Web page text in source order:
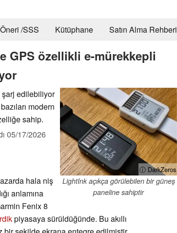
Öneri /SSS Kütüphane Satın Alma Rehberi
GPS özellikli e-mürekkepli
ⓘ DarkZeros
LightInk açıkça görülebilen bir güneş
paneline sahiptir
şarj edilebiliyor
modern
sahip.
05/17/2026
hala niş
anlamına
Fenix 8
piyasaya sürüldüğünde. Bu akıllı